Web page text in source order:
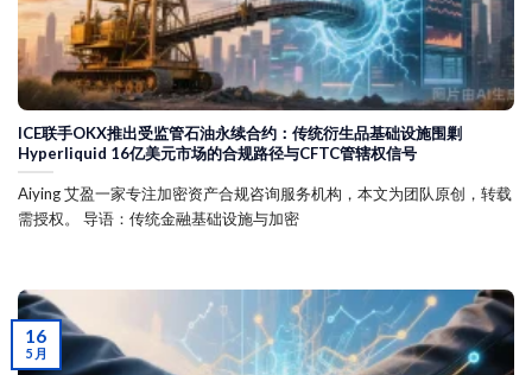
ICE联手OKX推出受监管石油永续合约：传统衍生品基础设施围剿
Hyperliquid 16亿美元市场的合规路径与CFTC管辖权信号
Aiying 艾盈一家专注加密资产合规咨询服务机构，本文为团队原创，转载
需授权。 导语：传统金融基础设施与加密
16
5 月